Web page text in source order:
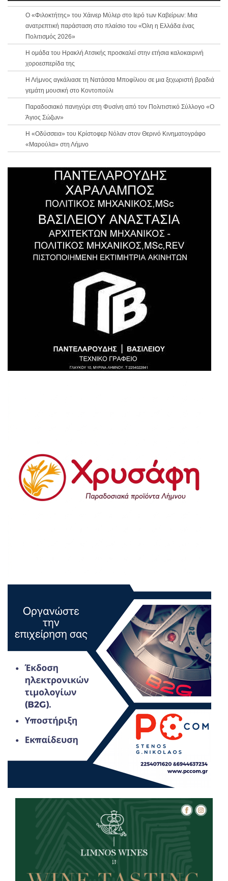
Ο «Φιλοκτήτης» του Χάινερ Μύλερ στο Ιερό των Καβείρων: Μια
ανατρεπτική παράσταση στο πλαίσιο του «Όλη η Ελλάδα ένας
Πολιτισμός 2026»
Η ομάδα του Ηρακλή Ατσικής προσκαλεί στην ετήσια καλοκαιρινή
χοροεσπερίδα της
Η Λήμνος αγκάλιασε τη Νατάσσα Μποφίλιου σε μια ξεχωριστή βραδιά
γεμάτη μουσική στο Κοντοπούλι
Παραδοσιακό πανηγύρι στη Φυσίνη από τον Πολιτιστικό Σύλλογο «Ο
Άγιος Σώζων»
Η «Οδύσσεια» του Κρίστοφερ Νόλαν στον Θερινό Κινηματογράφο
«Μαρούλα» στη Λήμνο